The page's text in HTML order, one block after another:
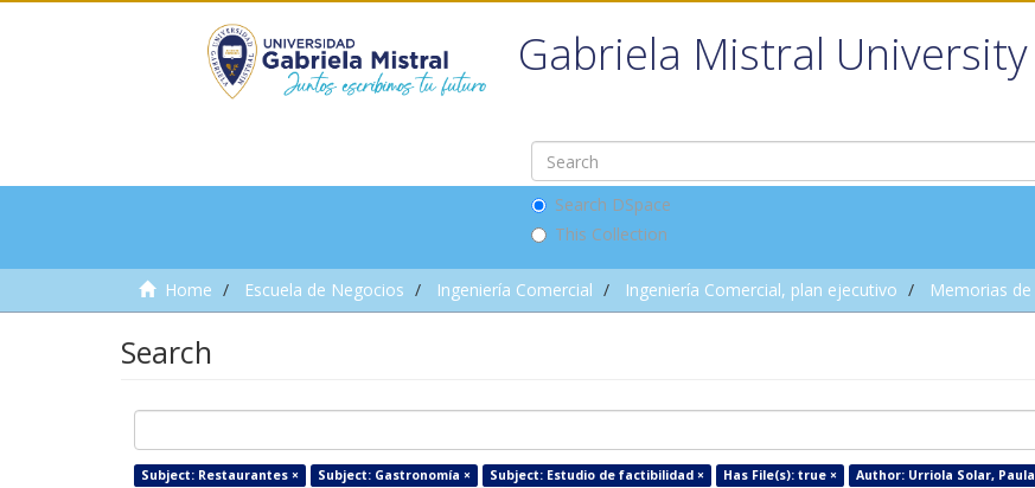
Gabriela Mistral
Search DSpace
This Collection
Home Escuela de Negocios Ingeniería Comercial Ingeniería Comercial, plan ejecutivo Memorias
Search
Subject: Restaurantes × Subject: Gastronomía × Subject: Estudio de factibilidad × Has File(s): true ×
Author: Urriola Solar,